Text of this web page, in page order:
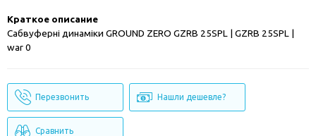
Краткое описание
Сабвуферні динаміки GROUND ZERO GZRB 25SPL | GZRB 25SPL |
war 0
Перезвонить Нашли дешевле?
Сравнить